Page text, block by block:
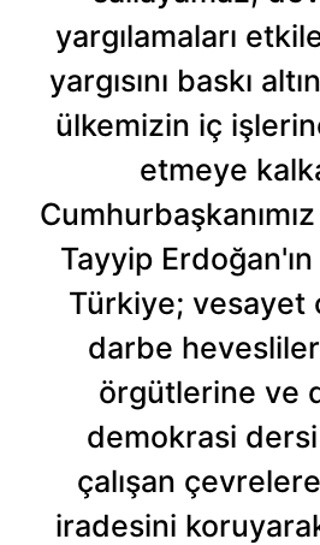
ilgili mevzuata uygun olarak
almak için lütfentıklayınız .
yargılamaları
yargısını baskı
ülkemizin iç
etmeye
Tayyip
Türkiye; vesayet
darbe
örgütlerine ve
demokrasi
çalışan
iradesini